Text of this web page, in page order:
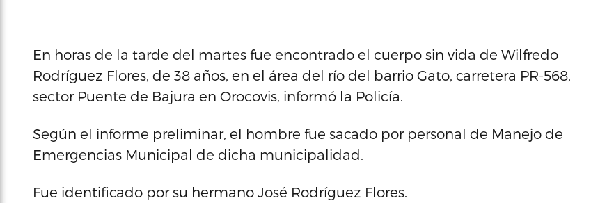
En horas de la tarde del martes fue encontrado el cuerpo sin vida de Wilfredo
Rodríguez Flores, de 38 años, en el área del río del barrio Gato, carretera PR-568,
sector Puente de Bajura en Orocovis, informó la Policía.
Según el informe preliminar, el hombre fue sacado por personal de Manejo de
Emergencias Municipal de dicha municipalidad.
Fue identificado por su hermano José Rodríguez Flores.